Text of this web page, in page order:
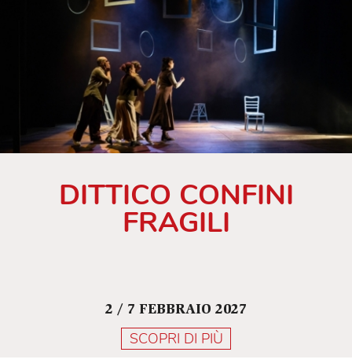
DITTICO CONFINI
FRAGILI
2 / 7 FEBBRAIO 2027
SCOPRI DI PIÙ